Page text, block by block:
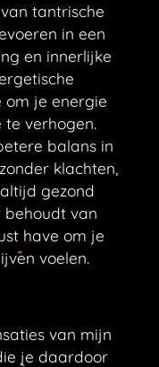
tantrische
in een
en innerlijke
om je energie
verhogen.
balans in
klachten,
gezond
behoudt van
have om je
voelen.
van mijn
je daardoor